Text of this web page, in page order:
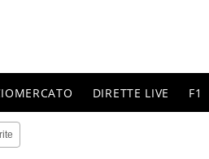
DIRETTE LIVE F1